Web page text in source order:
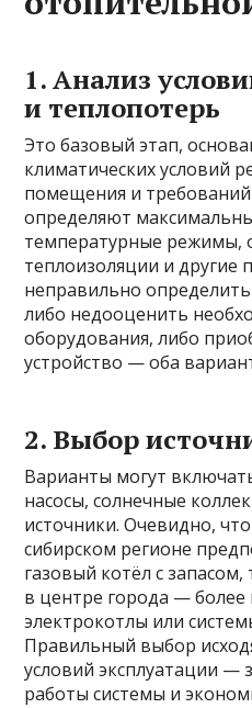
1. Анализ
и теплопотерь
Это базовый этап,
климатических условий
помещения и
определяют
температурные режимы,
теплоизоляции и другие
неправильно
либо недооценить
оборудования, либо
устройство — оба
2. Выбор
Варианты могут
насосы, солнечные
источники. Очевидно,
сибирском регионе
газовый котёл с
в центре города —
электрокотлы или
Правильный выбор
условий эксплуатации —
работы системы и